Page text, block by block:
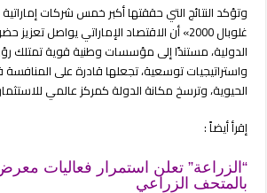
وتؤكد النتائج التي حققتها أكبر خمس شركات
غلوبال 2000» أن الاقتصاد الإماراتي يواصل
الدولية، مستندًا إلى مؤسسات وطنية قوية تمتلك
واستراتيجيات توسعية، تجعلها قادرة على
الحيوية، وترسخ مكانة الدولة كمركز عالمي
إقرأ أيضاً :
“الزراعة” تعلن استمرار فعاليات
بالمتحف الزراعي